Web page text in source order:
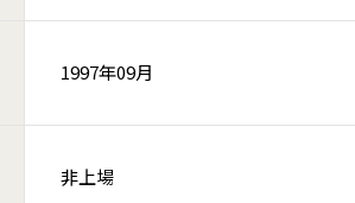
1997年09月
非上場